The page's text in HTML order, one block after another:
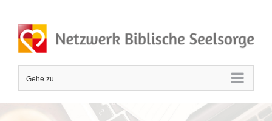
Inhalt
springen
Gehe zu ...